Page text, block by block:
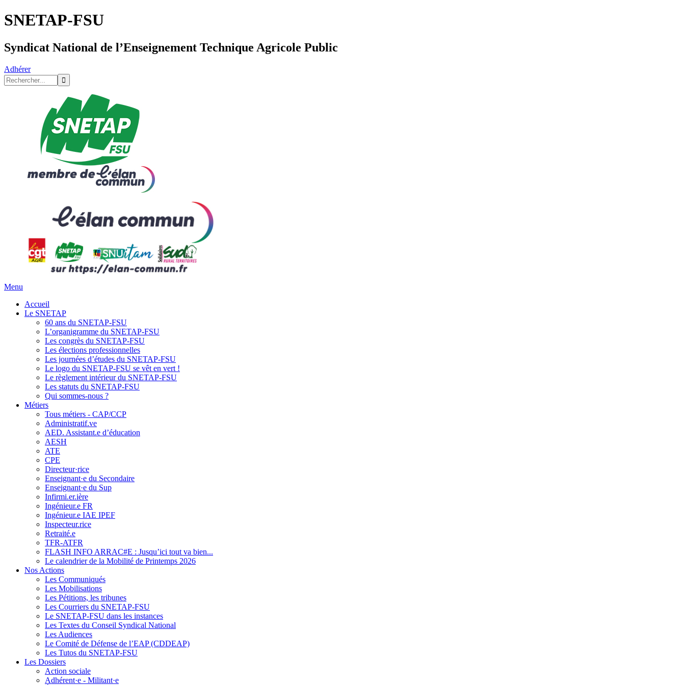
SNETAP-FSU
Syndicat National de l’Enseignement Technique Agricole Public
Adhérer
Menu
Accueil
Le SNETAP
60 ans du SNETAP-FSU
L’organigramme du SNETAP-FSU
Les congrès du SNETAP-FSU
Les élections professionnelles
Les journées d’études du SNETAP-FSU
Le logo du SNETAP-FSU se vêt en vert !
Le règlement intérieur du SNETAP-FSU
Les statuts du SNETAP-FSU
Qui sommes-nous ?
Métiers
Tous métiers - CAP/CCP
Administratif.ve
AED. Assistant.e d’éducation
AESH
ATE
CPE
Directeur·rice
Enseignant·e du Secondaire
Enseignant·e du Sup
Infirmi.er.ière
Ingénieur.e FR
Ingénieur.e IAE IPEF
Inspecteur.rice
Retraité.e
TFR-ATFR
FLASH INFO ARRAC#E : Jusqu’ici tout va bien...
Le calendrier de la Mobilité de Printemps 2026
Nos Actions
Les Communiqués
Les Mobilisations
Les Pétitions, les tribunes
Les Courriers du SNETAP-FSU
Le SNETAP-FSU dans les instances
Les Textes du Conseil Syndical National
Les Audiences
Le Comité de Défense de l’EAP (CDDEAP)
Les Tutos du SNETAP-FSU
Les Dossiers
Action sociale
Adhérent·e - Militant·e